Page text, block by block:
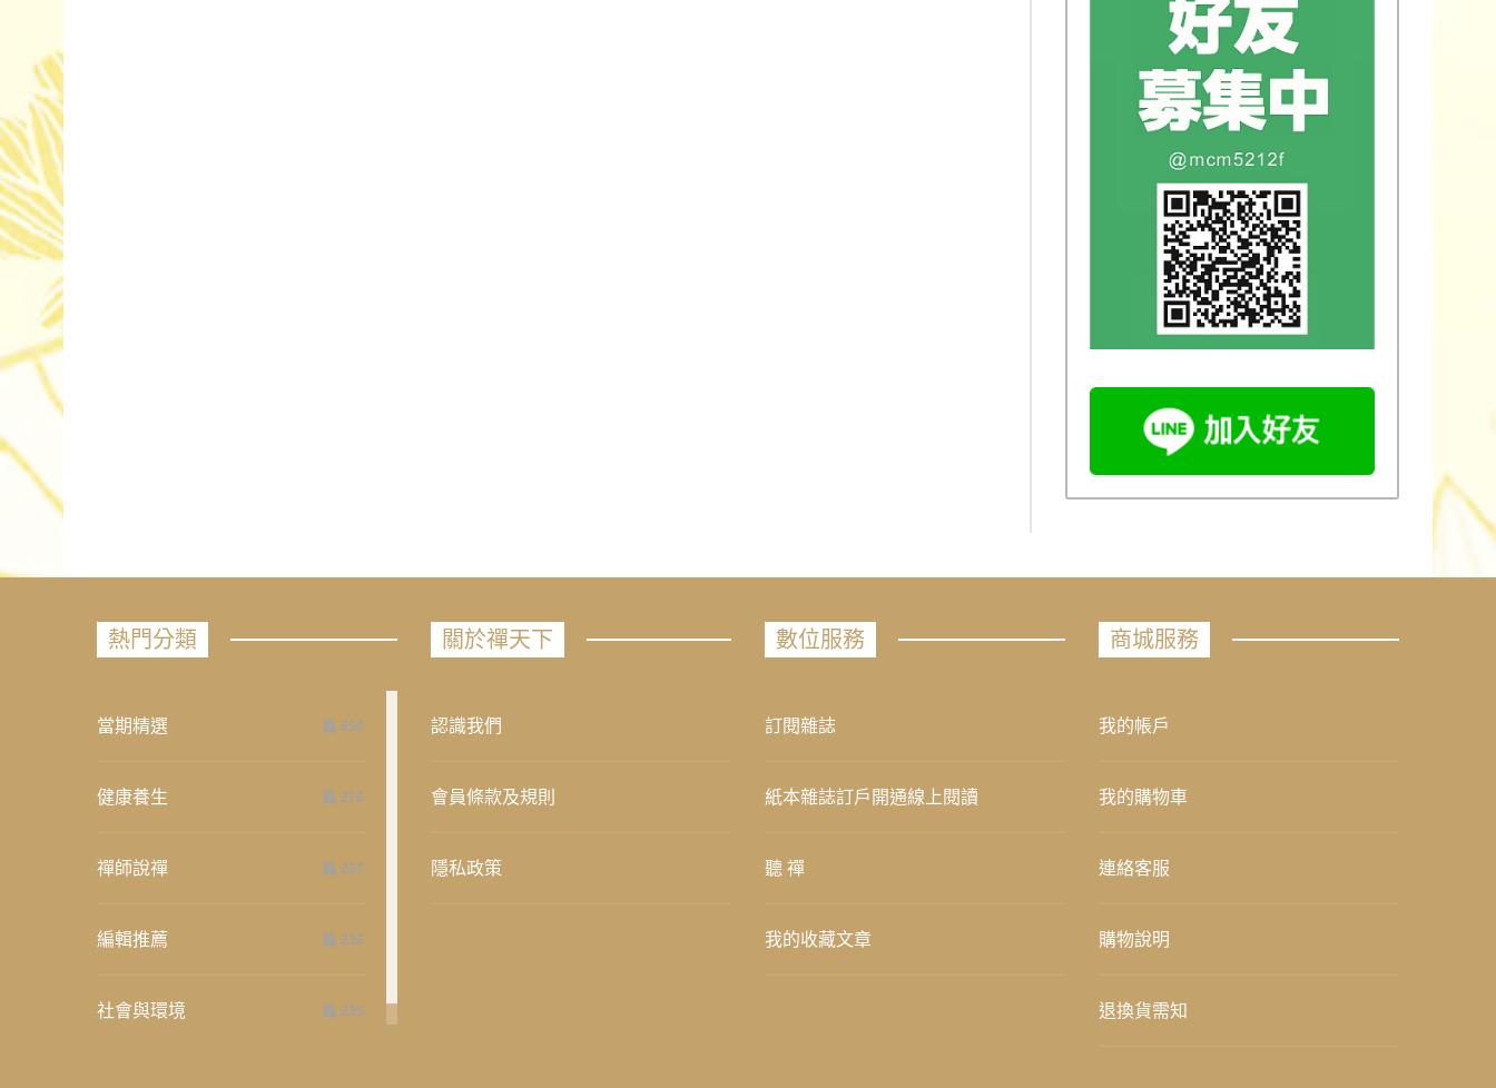
熱門分類
當期精選 658
健康養生 276
禪師說禪 267
編輯推薦 236
社會與環境 235
關於禪天下
認識我們
會員條款及規則
隱私政策
數位服務
訂閱雜誌
紙本雜誌訂戶開通線上閱讀
聽 禪
我的收藏文章
商城服務
我的帳戶
我的購物車
連絡客服
購物說明
退換貨需知